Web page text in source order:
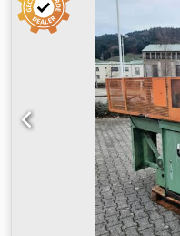
mm Aanschuiflengte
Koelvloeistofpomp /
verstuivingssysteem
Hydraulische